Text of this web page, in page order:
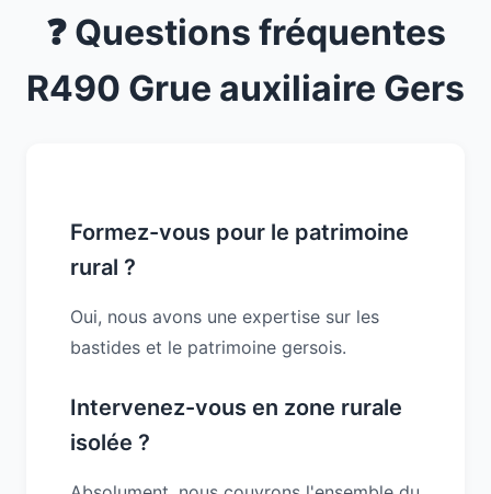
❓ Questions fréquentes
R490 Grue auxiliaire Gers
Formez-vous pour le patrimoine
rural ?
Oui, nous avons une expertise sur les
bastides et le patrimoine gersois.
Intervenez-vous en zone rurale
isolée ?